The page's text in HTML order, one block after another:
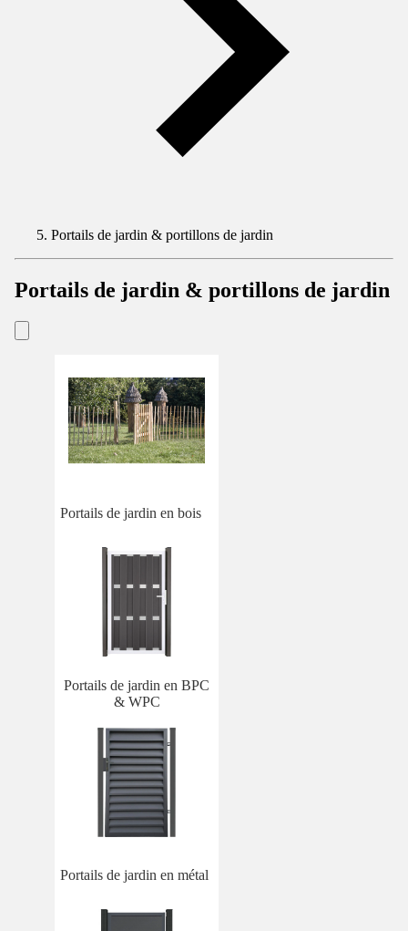
Portails de jardin & portillons de jardin
Portails de jardin & portillons de jardin
Portails de jardin en bois
Portails de jardin en BPC
& WPC
Portails de jardin en métal